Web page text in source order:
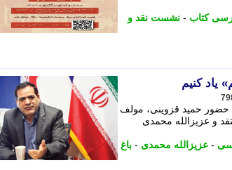
کتاب - نشست نقد و
یاد کنیم
حمید قزوینی، مولف
و عزیزالله محمدی
- عزیزالله محمدی - باغ